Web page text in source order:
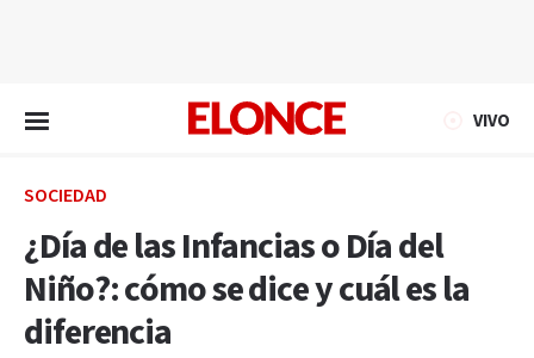
VIVO
SOCIEDAD
¿Día de las Infancias o Día del
Niño?: cómo se dice y cuál es la
diferencia